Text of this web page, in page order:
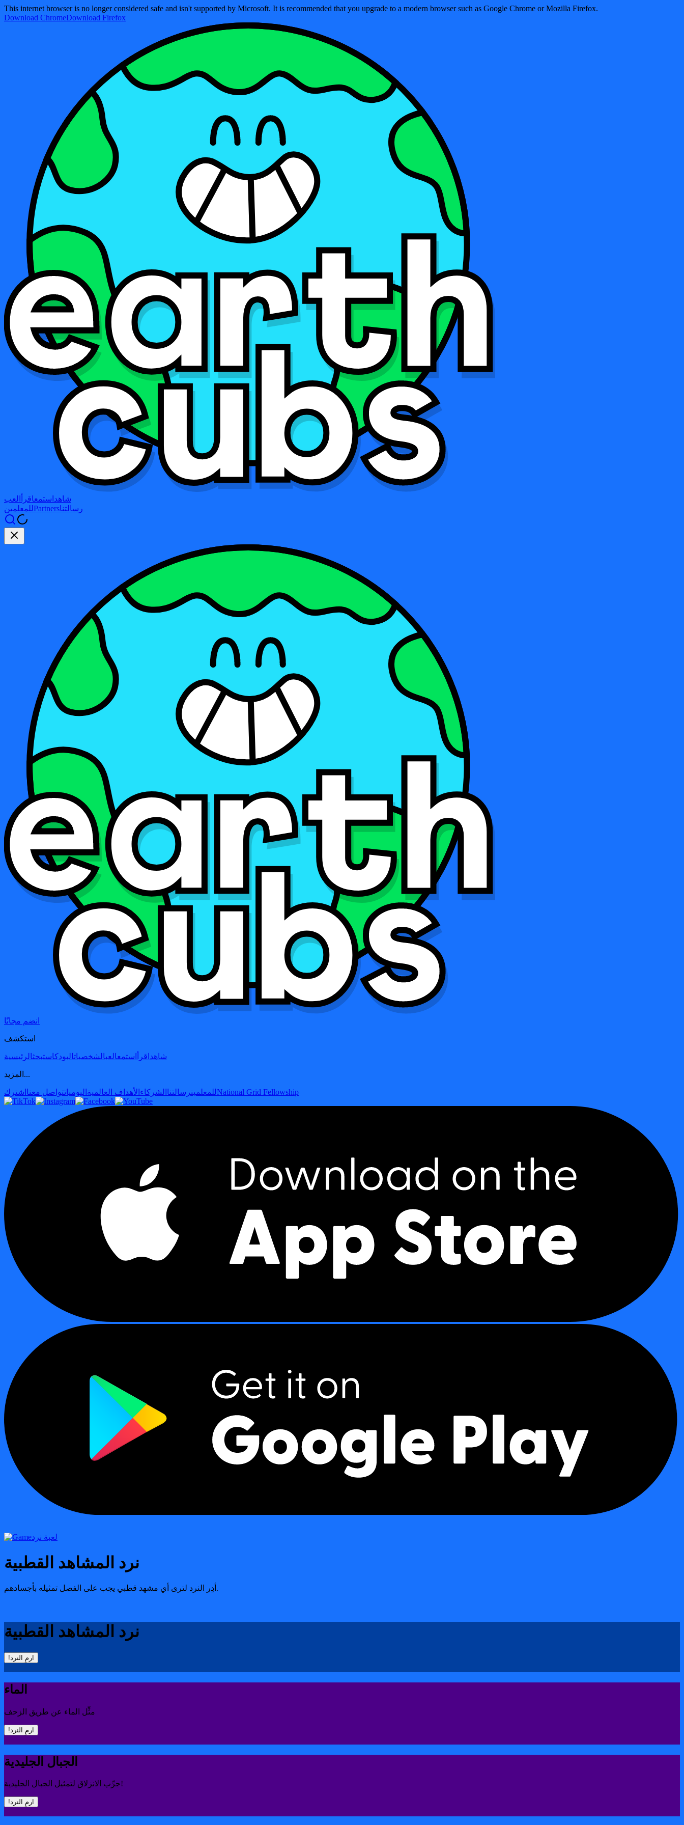
This internet browser is no longer considered safe and isn't supported by Microsoft. It is recommended that you upgrade to a modern browser such as Google Chrome or Mozilla Firefox.
Download ChromeDownload Firefox
شاهد استمعاقرأ
العب
للمعلمينPartnersرسالتنا
انضم مجانًا
استكشف
شاهد اقرأ استمعالعبالشخصياتالبودكاستبحثالرئيسية
المزيد...
للمعلمينرسالتنا الشركاء الأهداف العالمية اليومياتتواصل معنا اشترك National Grid Fellowship
لعبة نرد
نرد المشاهد القطبية
أدِر النرد لترى أي مشهد قطبي يجب على الفصل تمثيله بأجسادهم.
نرد المشاهد القطبية
!ارمِ النرد
الماء
مثِّل الماء عن طريق الزحف
!ارمِ النرد
الجبال الجليدية
جرِّب الانزلاق لتمثيل الجبال الجليدية!
!ارمِ النرد